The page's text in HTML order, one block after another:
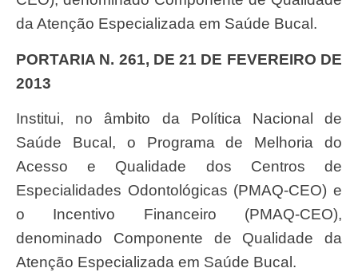
da Atenção Especializada em Saúde Bucal.
PORTARIA N. 261, DE 21 DE FEVEREIRO DE
2013
Institui, no âmbito da Política Nacional de
Saúde Bucal, o Programa de Melhoria do
Acesso e Qualidade dos Centros de
Especialidades Odontológicas (PMAQ-CEO) e
o Incentivo Financeiro (PMAQ-CEO),
denominado Componente de Qualidade da
Atenção Especializada em Saúde Bucal.